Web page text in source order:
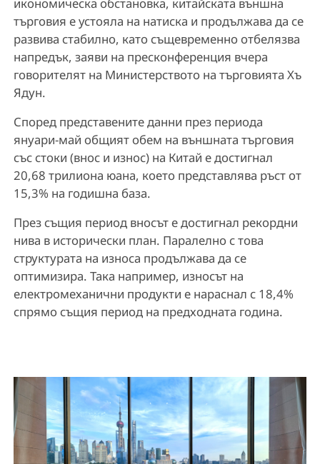
икономическа обстановка, китайската външна
търговия е устояла на натиска и продължава да се
развива стабилно, като същевременно отбелязва
напредък, заяви на пресконференция вчера
говорителят на Министерството на търговията Хъ
Ядун.
Според представените данни през периода
януари-май общият обем на външната търговия
със стоки (внос и износ) на Китай е достигнал
20,68 трилиона юана, което представлява ръст от
15,3% на годишна база.
През същия период вносът е достигнал рекордни
нива в исторически план. Паралелно с това
структурата на износа продължава да се
оптимизира. Така например, износът на
електромеханични продукти е нараснал с 18,4%
спрямо същия период на предходната година.